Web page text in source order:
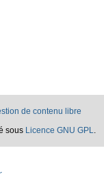
de contenu libre
sous Licence GNU GPL.